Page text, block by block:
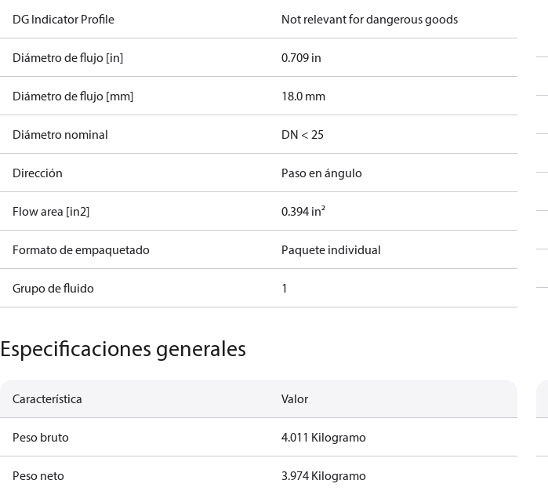
DG Indicator Profile Not relevant for dangerous goods
Diámetro de flujo [in] 0.709 in
Diámetro de flujo [mm] 18.0 mm
Diámetro nominal DN < 25
Dirección Paso en ángulo
Flow area [in2] 0.394 in²
Formato de empaquetado Paquete individual
Grupo de fluido 1
Especificaciones generales
Característica Valor
Peso bruto 4.011 Kilogramo
Peso neto 3.974 Kilogramo